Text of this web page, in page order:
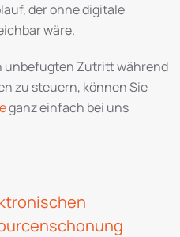
der ohne digitale
wäre.
unbefugten Zutritt während
zu steuern, können Sie
ganz einfach bei uns